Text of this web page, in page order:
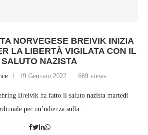
NORVEGESE BREIVIK INIZIA
LA LIBERTÀ VIGILATA CON IL
SALUTO NAZISTA
19 Gennaio 2022 669 views
Breivik ha fatto il saluto nazista martedì
per un’udienza sulla…